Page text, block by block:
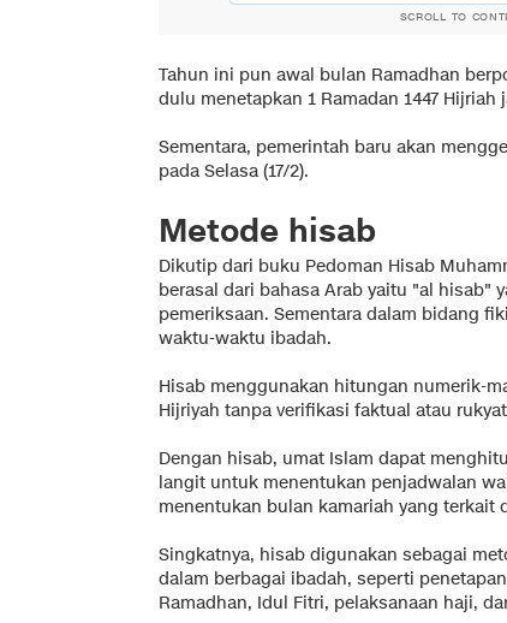
SCROLL TO
Tahun ini pun awal bulan Ramadhan
dulu menetapkan 1 Ramadan 1447 Hijriah
Sementara, pemerintah baru akan
pada Selasa (17/2).
Metode hisab
Dikutip dari buku Pedoman Hisab
berasal dari bahasa Arab yaitu "al hisab"
pemeriksaan. Sementara dalam bidang
waktu-waktu ibadah.
Hisab menggunakan hitungan numerik-
Hijriyah tanpa verifikasi faktual atau
Dengan hisab, umat Islam dapat
langit untuk menentukan penjadwalan
menentukan bulan kamariah yang terkait
Singkatnya, hisab digunakan sebagai
dalam berbagai ibadah, seperti
Ramadhan, Idul Fitri, pelaksanaan haji,